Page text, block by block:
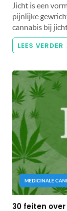
Jicht is een
pijnlijke
cannabis bij
LEES VERDER
MEDICINALE
30 feiten